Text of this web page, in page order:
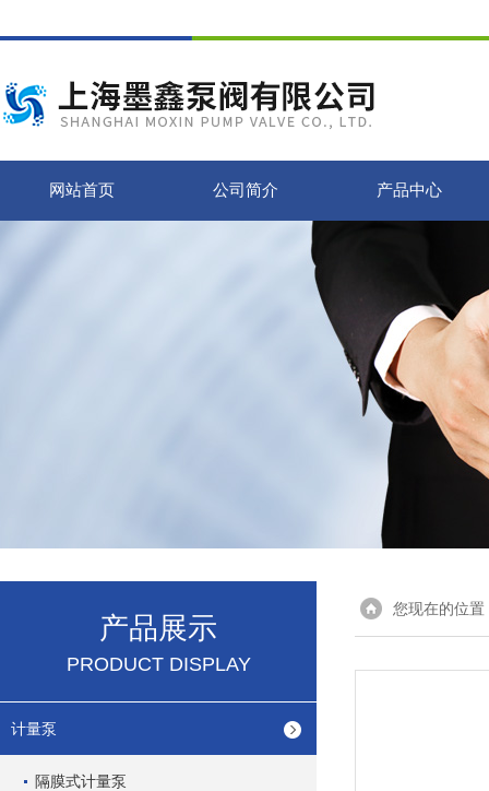
网站首页 公司简介 产品中心
产品展示
PRODUCT DISPLAY
计量泵
隔膜式计量泵
您现在的位置